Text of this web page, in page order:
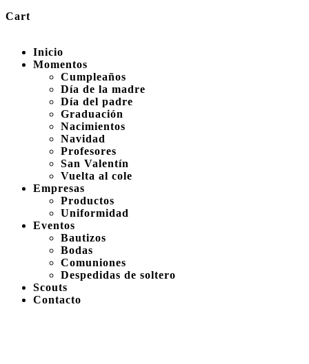
Cart
Inicio
Momentos
Cumpleaños
Día de la madre
Día del padre
Graduación
Nacimientos
Navidad
Profesores
San Valentín
Vuelta al cole
Empresas
Productos
Uniformidad
Eventos
Bautizos
Bodas
Comuniones
Despedidas de soltero
Scouts
Contacto